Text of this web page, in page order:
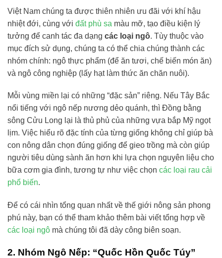
Việt Nam chúng ta được thiên nhiên ưu đãi với khí hậu
nhiệt đới, cùng với đất phù sa màu mỡ, tạo điều kiện lý
tưởng để canh tác đa dạng các loại ngô. Tùy thuộc vào
mục đích sử dụng, chúng ta có thể chia chúng thành các
nhóm chính: ngô thực phẩm (để ăn tươi, chế biến món ăn)
và ngô công nghiệp (lấy hạt làm thức ăn chăn nuôi).
Mỗi vùng miền lại có những “đặc sản” riêng. Nếu Tây Bắc
nổi tiếng với ngô nếp nương dẻo quánh, thì Đồng bằng
sông Cửu Long lại là thủ phủ của những vựa bắp Mỹ ngọt
lịm. Việc hiểu rõ đặc tính của từng giống không chỉ giúp bà
con nông dân chọn đúng giống để gieo trồng mà còn giúp
người tiêu dùng sành ăn hơn khi lựa chọn nguyên liệu cho
bữa cơm gia đình, tương tự như việc chọn các loại rau cải
phổ biến.
Để có cái nhìn tổng quan nhất về thế giới nông sản phong
phú này, bạn có thể tham khảo thêm bài viết tổng hợp về
các loại ngô mà chúng tôi đã dày công biên soạn.
2. Nhóm Ngô Nếp: “Quốc Hồn Quốc Túy”